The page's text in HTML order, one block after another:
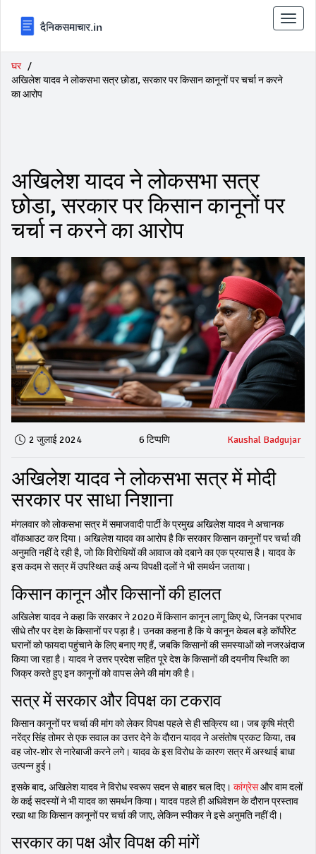
टॉगल
से
घर
अखिलेश यादव ने लोकसभा सत्र छोडा, सरकार पर किसान कानूनों पर चर्चा न करने
का आरोप
अखिलेश यादव ने लोकसभा सत्र
छोडा, सरकार पर किसान कानूनों पर
चर्चा न करने का आरोप
2 जुलाई 2024 6 टिप्पणि Kaushal Badgujar
अखिलेश यादव ने लोकसभा सत्र में मोदी
सरकार पर साधा निशाना
मंगलवार को लोकसभा सत्र में समाजवादी पार्टी के प्रमुख अखिलेश यादव ने अचानक
वॉकआउट कर दिया। अखिलेश यादव का आरोप है कि सरकार किसान कानूनों पर चर्चा की
अनुमति नहीं दे रही है, जो कि विरोधियों की आवाज को दबाने का एक प्रयास है। यादव के
इस कदम से सत्र में उपस्थित कई अन्य विपक्षी दलों ने भी समर्थन जताया।
किसान कानून और किसानों की हालत
अखिलेश यादव ने कहा कि सरकार ने 2020 में किसान कानून लागू किए थे, जिनका प्रभाव
सीधे तौर पर देश के किसानों पर पड़ा है। उनका कहना है कि ये कानून केवल बड़े कॉर्पोरेट
घरानों को फायदा पहुंचाने के लिए बनाए गए हैं, जबकि किसानों की समस्याओं को नजरअंदाज
किया जा रहा है। यादव ने उत्तर प्रदेश सहित पूरे देश के किसानों की दयनीय स्थिति का
जिक्र करते हुए इन कानूनों को वापस लेने की मांग की है।
सत्र में सरकार और विपक्ष का टकराव
किसान कानूनों पर चर्चा की मांग को लेकर विपक्ष पहले से ही सक्रिय था। जब कृषि मंत्री
नरेंद्र सिंह तोमर से एक सवाल का उत्तर देने के दौरान यादव ने असंतोष प्रकट किया, तब
वह जोर-शोर से नारेबाजी करने लगे। यादव के इस विरोध के कारण सत्र में अस्थाई बाधा
उत्पन्न हुई।
इसके बाद, अखिलेश यादव ने विरोध स्वरूप सदन से बाहर चल दिए। कांग्रेसऔर वाम दलों
के कई सदस्यों ने भी यादव का समर्थन किया। यादव पहले ही अधिवेशन के दौरान प्रस्ताव
रखा था कि किसान कानूनों पर चर्चा की जाए, लेकिन स्पीकर ने इसे अनुमति नहीं दी।
सरकार का पक्ष और विपक्ष की मांगें